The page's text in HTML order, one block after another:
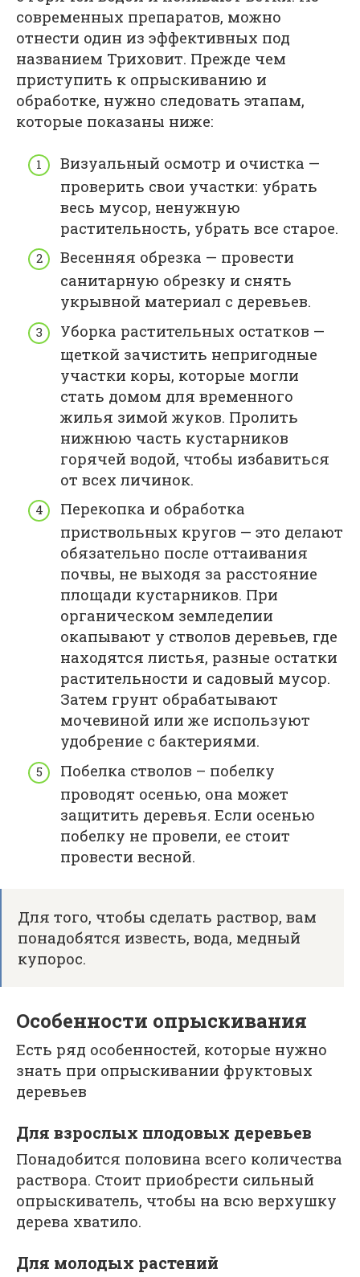
современных препаратов, можно
отнести один из эффективных под
названием Триховит. Прежде чем
приступить к опрыскиванию и
обработке, нужно следовать этапам,
которые показаны ниже:
Визуальный осмотр и очистка —
проверить свои участки: убрать
весь мусор, ненужную
растительность, убрать все старое.
Весенняя обрезка — провести
санитарную обрезку и снять
укрывной материал с деревьев.
Уборка растительных остатков —
щеткой зачистить непригодные
участки коры, которые могли
стать домом для временного
жилья зимой жуков. Пролить
нижнюю часть кустарников
горячей водой, чтобы избавиться
от всех личинок.
Перекопка и обработка
приствольных кругов — это делают
обязательно после оттаивания
почвы, не выходя за расстояние
площади кустарников. При
органическом земледелии
окапывают у стволов деревьев, где
находятся листья, разные остатки
растительности и садовый мусор.
Затем грунт обрабатывают
мочевиной или же используют
удобрение с бактериями.
Побелка стволов – побелку
проводят осенью, она может
защитить деревья. Если осенью
побелку не провели, ее стоит
провести весной.
Для того, чтобы сделать раствор, вам
понадобятся известь, вода, медный
купорос.
Особенности опрыскивания
Есть ряд особенностей, которые нужно
знать при опрыскивании фруктовых
деревьев
Для взрослых плодовых деревьев
Понадобится половина всего количества
раствора. Стоит приобрести сильный
опрыскиватель, чтобы на всю верхушку
дерева хватило.
Для молодых растений